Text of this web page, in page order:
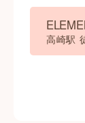
高崎駅